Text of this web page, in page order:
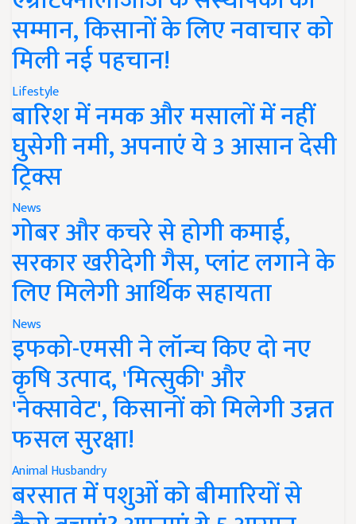
सम्मान, किसानों के लिए नवाचार को
मिली नई पहचान!
Lifestyle
बारिश में नमक और मसालों में नहीं
घुसेगी नमी, अपनाएं ये 3 आसान देसी
ट्रिक्स
News
गोबर और कचरे से होगी कमाई,
सरकार खरीदेगी गैस, प्लांट लगाने के
लिए मिलेगी आर्थिक सहायता
News
इफको-एमसी ने लॉन्च किए दो नए
कृषि उत्पाद, 'मित्सुकी' और
'नेक्सावेट', किसानों को मिलेगी उन्नत
फसल सुरक्षा!
Animal Husbandry
बरसात में पशुओं को बीमारियों से